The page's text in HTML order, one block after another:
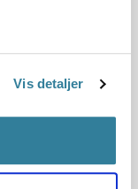
Vis detaljer
principielt